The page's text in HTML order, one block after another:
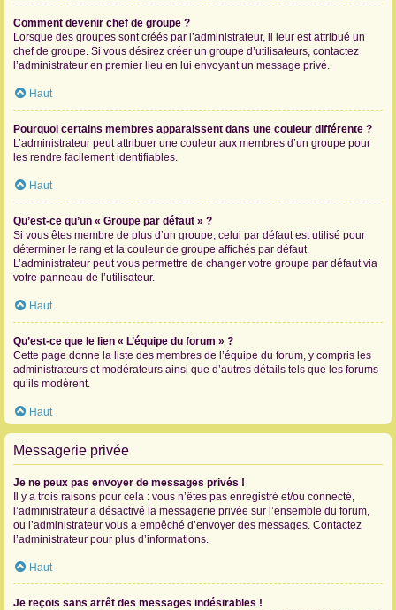
Comment devenir chef de groupe ?
Lorsque des groupes sont créés par l’administrateur, il leur est attribué un
chef de groupe. Si vous désirez créer un groupe d’utilisateurs, contactez
l’administrateur en premier lieu en lui envoyant un message privé.
Haut
Pourquoi certains membres apparaissent dans une couleur différente ?
L’administrateur peut attribuer une couleur aux membres d’un groupe pour
les rendre facilement identifiables.
Haut
Qu’est-ce qu’un « Groupe par défaut » ?
Si vous êtes membre de plus d’un groupe, celui par défaut est utilisé pour
déterminer le rang et la couleur de groupe affichés par défaut.
L’administrateur peut vous permettre de changer votre groupe par défaut via
votre panneau de l’utilisateur.
Haut
Qu’est-ce que le lien « L’équipe du forum » ?
Cette page donne la liste des membres de l’équipe du forum, y compris les
administrateurs et modérateurs ainsi que d’autres détails tels que les forums
qu’ils modèrent.
Haut
Messagerie privée
Je ne peux pas envoyer de messages privés !
Il y a trois raisons pour cela : vous n’êtes pas enregistré et/ou connecté,
l’administrateur a désactivé la messagerie privée sur l’ensemble du forum,
ou l’administrateur vous a empêché d’envoyer des messages. Contactez
l’administrateur pour plus d’informations.
Haut
Je reçois sans arrêt des messages indésirables !